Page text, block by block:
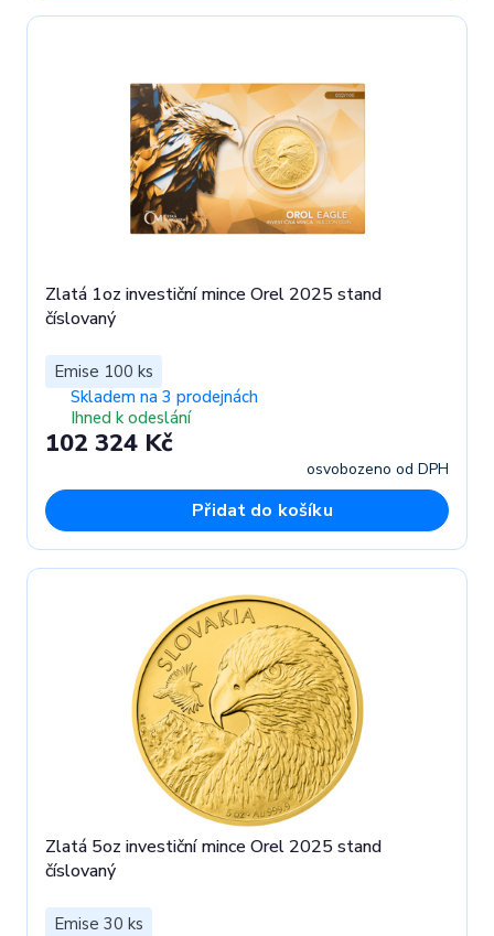
Zlatá 1oz investiční mince Orel 2025 stand
číslovaný
Emise 100 ks
Skladem na 3 prodejnách
Ihned k odeslání
102 324 Kč
osvobozeno od DPH
Přidat do košíku
Zlatá 5oz investiční mince Orel 2025 stand
číslovaný
Emise 30 ks